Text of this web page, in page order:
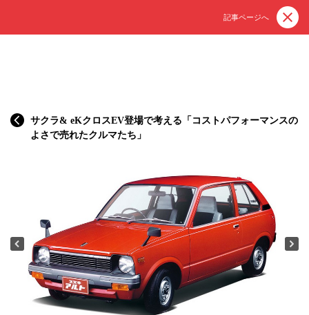
記事ページへ
サクラ& eKクロスEV登場で考える「コストパフォーマンスの
よさで売れたクルマたち」